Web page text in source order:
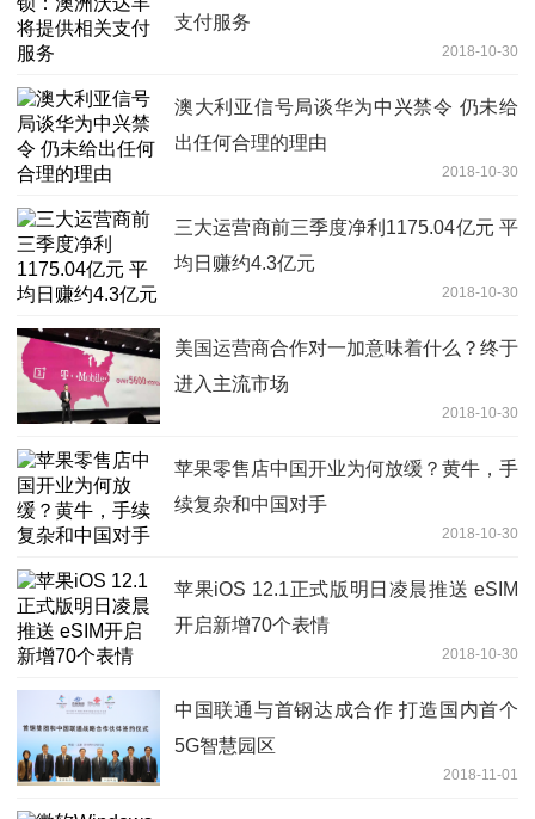
支付服务
2018-10-30
澳大利亚信号局谈华为中兴禁令 仍未给
出任何合理的理由
2018-10-30
三大运营商前三季度净利1175.04亿元 平
均日赚约4.3亿元
2018-10-30
美国运营商合作对一加意味着什么？终于
进入主流市场
2018-10-30
苹果零售店中国开业为何放缓？黄牛，手
续复杂和中国对手
2018-10-30
苹果iOS 12.1正式版明日凌晨推送 eSIM
开启新增70个表情
2018-10-30
中国联通与首钢达成合作 打造国内首个
5G智慧园区
2018-11-01